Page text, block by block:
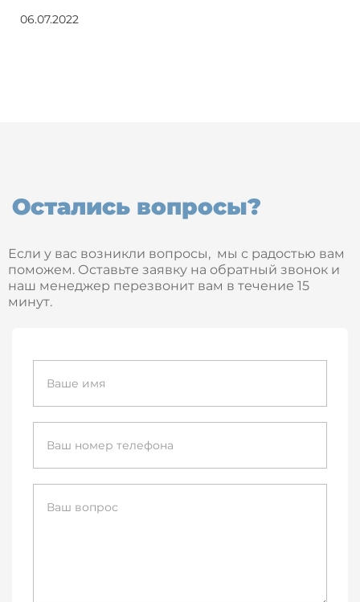
06.07.2022
Остались вопросы?
Если у вас возникли вопросы, мы с радостью вам
поможем. Оставьте заявку на обратный звонок и
наш менеджер перезвонит вам в течение 15
минут.